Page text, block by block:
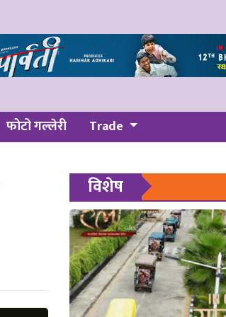
फोटो गल्लेरी Trade
विशेष